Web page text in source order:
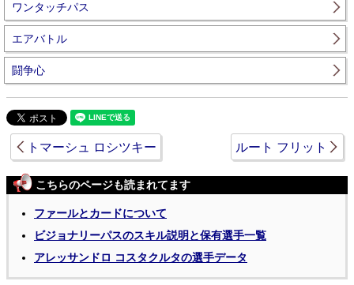
ワンタッチパス
エアバトル
闘争心
トマーシュ ロシツキー ルート フリット
こちらのページも読まれてます
ファールとカードについて
ビジョナリーパスのスキル説明と保有選手一覧
アレッサンドロ コスタクルタの選手データ